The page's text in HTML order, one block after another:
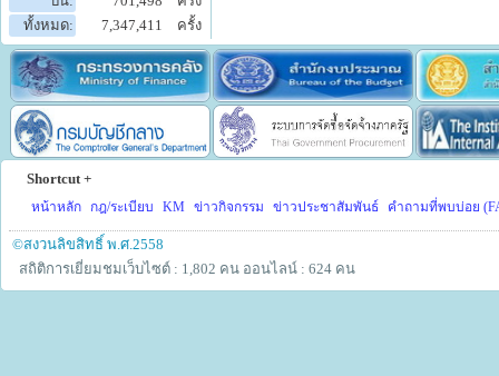
ทั้งหมด:
7,347,411 ครั้ง
Shortcut +
หน้าหลัก กฎ/ระเบียบ KM ข่าวกิจกรรม ข่าวประชาสัมพันธ์ คำถามที่พบบ่อย
©สงวนลิขสิทธิ์ พ.ศ.2558
สถิติการเยี่ยมชมเว็บไซต์ : 1,802 คน ออนไลน์ : 624 คน